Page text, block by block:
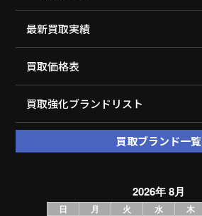
最新買取実績
買取価格表
買取強化ブランドリスト
買取ブランド一覧
2026年 8月
日 月 火 水 木